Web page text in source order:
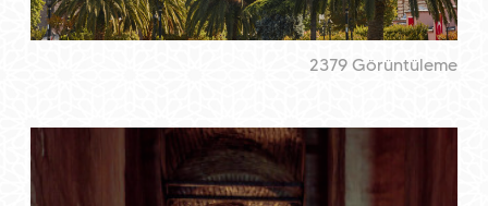
2379 Görüntüleme